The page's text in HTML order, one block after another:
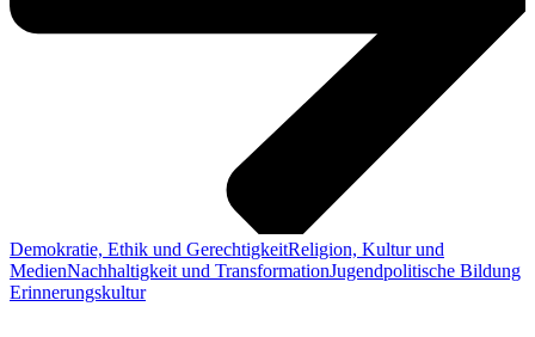
Demokratie, Ethik und GerechtigkeitReligion, Kultur und
MedienNachhaltigkeit und TransformationJugendpolitische Bildung
Erinnerungskultur